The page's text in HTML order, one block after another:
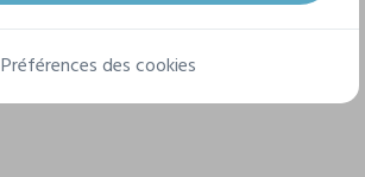
Préférences des cookies